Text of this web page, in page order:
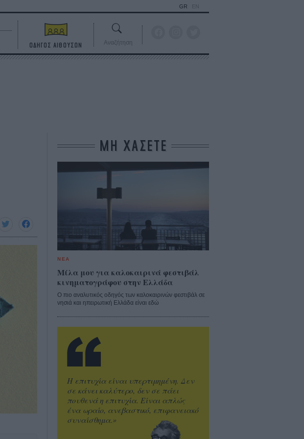
GR EN
ΟΔΗΓΟΣ ΑΙΘΟΥΣΩΝ Αναζήτηση
ΜΗ ΧΑΣΕΤΕ
ΝΕΑ
Μίλα μου για καλοκαιρινά φεστιβάλ
κινηματογράφου στην Ελλάδα
Ο πιο αναλυτικός οδηγός των καλοκαιρινών φεστιβάλ σε
νησιά και ηπειρωτική Ελλάδα είναι εδώ
Η επιτυχία είναι υπερτιμημένη. Δεν
σε κάνει καλύτερο, δεν σε πάει
πουθενά η επιτυχία. Είναι απλώς
ένα ωραίο, ανεβαστικό, επιφανειακό
συναίσθημα.»